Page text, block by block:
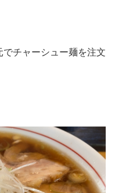
チャーシュー麺を注文